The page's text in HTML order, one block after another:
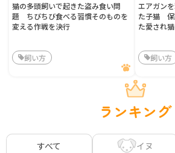
猫の多頭飼いで起きた盗み食い問
題 ちびちび食べる習慣そのものを
変える作戦を決行
飼い方
エアガン
た子猫 保
た愛され
飼い方
ランキング
すべて イヌ